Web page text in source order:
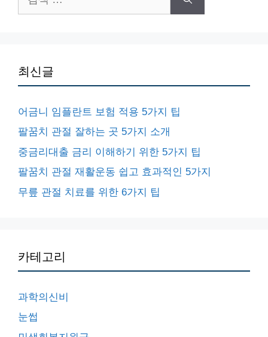
색:
최신글
어금니 임플란트 보험 적용 5가지 팁
팔꿈치 관절 잘하는 곳 5가지 소개
중금리대출 금리 이해하기 위한 5가지 팁
팔꿈치 관절 재활운동 쉽고 효과적인 5가지
무릎 관절 치료를 위한 6가지 팁
카테고리
과학의신비
눈썹